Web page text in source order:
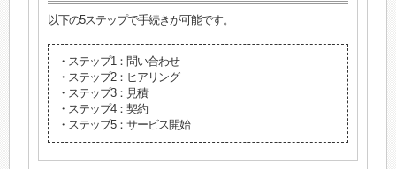
以下の5ステップで手続きが可能です。
・ステップ1：問い合わせ
・ステップ2：ヒアリング
・ステップ3：見積
・ステップ4：契約
・ステップ5：サービス開始